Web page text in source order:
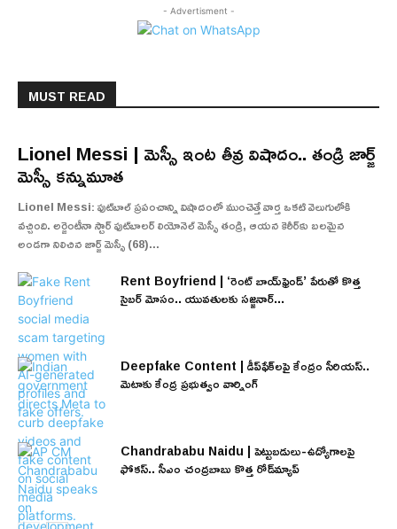
- Advertisment -
MUST READ
Lionel Messi | మెస్సీ ఇంట తీవ్ర విషాదం.. తండ్రి జార్జ్
మెస్సీ కన్నుమూత
Lionel Messi: ఫుట్‌బాల్ ప్రపంచాన్ని విషాదంలో ముంచెత్తే వార్త ఒకటి వెలుగులోకి
వచ్చింది. అర్జెంటీనా స్టార్ ఫుట్‌బాలర్ లియోనెల్ మెస్సీ తండ్రి, ఆయన కెరీర్‌కు బలమైన
అండగా నిలిచిన జార్జ్ మెస్సీ (68)...
Rent Boyfriend | ‘రెంట్ బాయ్‌ఫ్రెండ్’ పేరుతో కొత్త
సైబర్ మోసం.. యువతులకు సజ్జనార్...
Deepfake Content | డీప్‌ఫేక్‌లపై కేంద్రం సీరియస్..
మెటాకు కేంద్ర ప్రభుత్వం వార్నింగ్
Chandrababu Naidu | పెట్టుబడులు-ఉద్యోగాలపై
ఫోకస్.. సీఎం చంద్రబాబు కొత్త రోడ్‌మ్యాప్